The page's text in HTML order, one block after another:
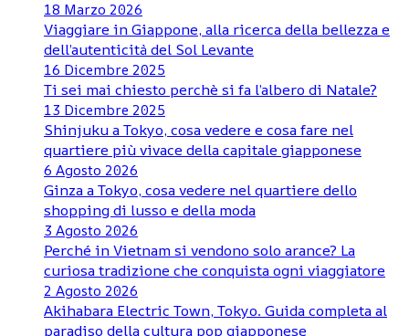
18 Marzo 2026
Viaggiare in Giappone, alla ricerca della bellezza e
dell’autenticità del Sol Levante
16 Dicembre 2025
Ti sei mai chiesto perchè si fa l’albero di Natale?
13 Dicembre 2025
Shinjuku a Tokyo, cosa vedere e cosa fare nel
quartiere più vivace della capitale giapponese
6 Agosto 2026
Ginza a Tokyo, cosa vedere nel quartiere dello
shopping di lusso e della moda
3 Agosto 2026
Perché in Vietnam si vendono solo arance? La
curiosa tradizione che conquista ogni viaggiatore
2 Agosto 2026
Akihabara Electric Town, Tokyo. Guida completa al
paradiso della cultura pop giapponese